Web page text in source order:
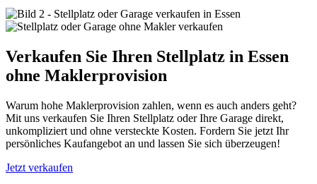
Verkaufen Sie Ihren Stellplatz in Essen
ohne Maklerprovision
Warum hohe Maklerprovision zahlen, wenn es auch anders geht?
Mit uns verkaufen Sie Ihren Stellplatz oder Ihre Garage direkt,
unkompliziert und ohne versteckte Kosten. Fordern Sie jetzt Ihr
persönliches Kaufangebot an und lassen Sie sich überzeugen!
Jetzt verkaufen